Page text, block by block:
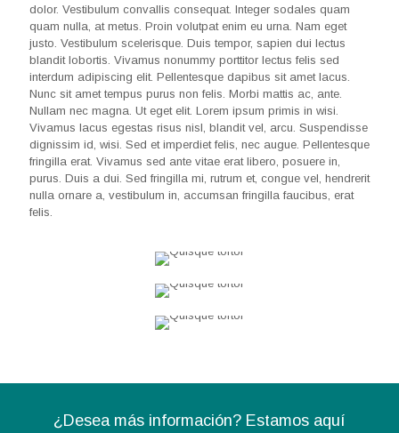
dolor. Vestibulum convallis consequat. Integer sodales quam
quam nulla, at metus. Proin volutpat enim eu urna. Nam eget
justo. Vestibulum scelerisque. Duis tempor, sapien dui lectus
blandit lobortis. Vivamus nonummy porttitor lectus felis sed
interdum adipiscing elit. Pellentesque dapibus sit amet lacus.
Nunc sit amet tempus purus non felis. Morbi mattis ac, ante.
Nullam nec magna. Ut eget elit. Lorem ipsum primis in wisi.
Vivamus lacus egestas risus nisl, blandit vel, arcu. Suspendisse
dignissim id, wisi. Sed et imperdiet felis, nec augue. Pellentesque
fringilla erat. Vivamus sed ante vitae erat libero, posuere in,
purus. Duis a dui. Sed fringilla mi, rutrum et, congue vel, hendrerit
nulla ornare a, vestibulum in, accumsan fringilla faucibus, erat
felis.
¿Desea más información? Estamos aquí